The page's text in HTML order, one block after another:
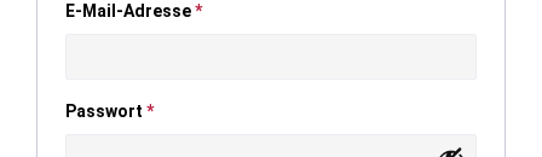
E-Mail-Adresse*
Passwort *